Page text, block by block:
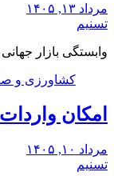
مرداد ۱۳, ۱۴۰۵
تسنیم
وابستگی بازار
کشاورزی و
امکان
مرداد ۱۰, ۱۴۰۵
تسنیم